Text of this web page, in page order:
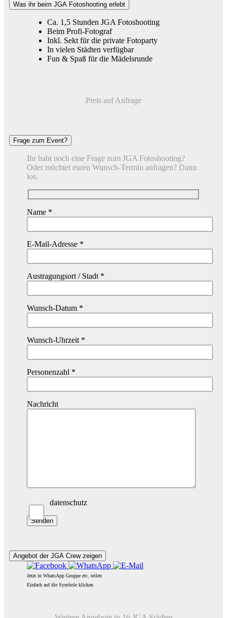
Was ihr beim JGA Fotoshooting erlebt
Ca. 1,5 Stunden JGA Fotoshooting
Beim Profi-Fotograf
Inkl. Sekt für die private Fotoparty
In vielen Städten verfügbar
Fun & Spaß für die Mädelsrunde
Preis auf Anfrage
Frage zum Event?
Ihr habt noch eine Frage zum JGA Fotoshooting?
Oder möchtet euren Wunsch-Termin anfragen? Dann
los.
Name *
E-Mail-Adresse *
Austragungsort / Stadt *
Wunsch-Datum *
Wunsch-Uhrzeit *
Personenzahl *
Nachricht
datenschutz
Angebot der JGA Crew zeigen
Jetzt in WhatsApp Gruppe etc. teilen
Einfach auf die Symbole klicken